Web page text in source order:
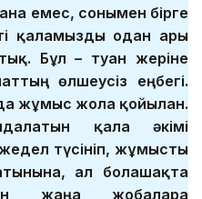
емес, сонымен бірге
қаламызды одан ары
Бұл – туған жеріне
өлшеусіз еңбегі.
жұмыс жолға қойылған.
қала әкімі
түсініп, жұмысты
ал болашақта
жаңа жобаларға